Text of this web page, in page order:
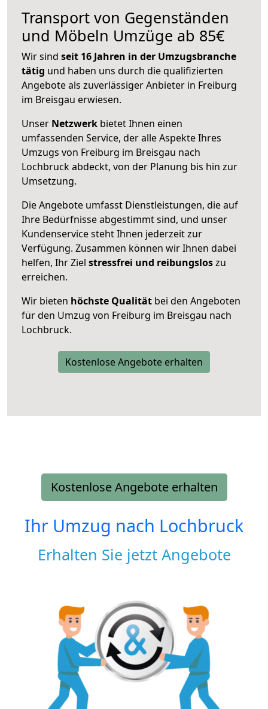
Transport von Gegenständen
und Möbeln Umzüge ab 85€
Wir sind seit 16 Jahren in der Umzugsbranche
tätig und haben uns durch die qualifizierten
Angebote als zuverlässiger Anbieter in Freiburg
im Breisgau erwiesen.
Unser Netzwerk bietet Ihnen einen
umfassenden Service, der alle Aspekte Ihres
Umzugs von Freiburg im Breisgau nach
Lochbruck abdeckt, von der Planung bis hin zur
Umsetzung.
Die Angebote umfasst Dienstleistungen, die auf
Ihre Bedürfnisse abgestimmt sind, und unser
Kundenservice steht Ihnen jederzeit zur
Verfügung. Zusammen können wir Ihnen dabei
helfen, Ihr Ziel stressfrei und reibungsloszu
erreichen.
Wir bieten höchste Qualität bei den Angeboten
für den Umzug von Freiburg im Breisgau nach
Lochbruck.
Kostenlose Angebote erhalten
Kostenlose Angebote erhalten
Ihr Umzug nach Lochbruck
Erhalten Sie jetzt Angebote